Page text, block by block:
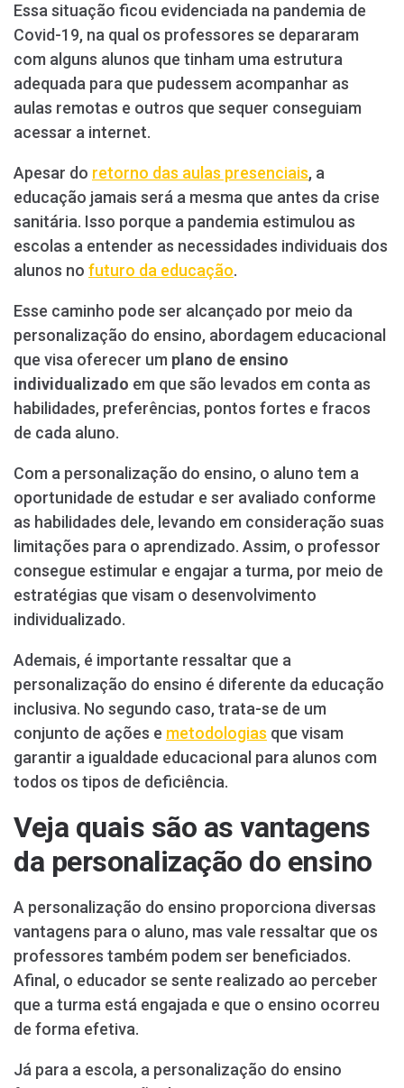
Essa situação ficou evidenciada na pandemia de
Covid-19, na qual os professores se depararam
com alguns alunos que tinham uma estrutura
adequada para que pudessem acompanhar as
aulas remotas e outros que sequer conseguiam
acessar a internet.
Apesar do retorno das aulas presenciais, a
educação jamais será a mesma que antes da crise
sanitária. Isso porque a pandemia estimulou as
escolas a entender as necessidades individuais dos
alunos no futuro da educação.
Esse caminho pode ser alcançado por meio da
personalização do ensino, abordagem educacional
que visa oferecer um plano de ensino
individualizado em que são levados em conta as
habilidades, preferências, pontos fortes e fracos
de cada aluno.
Com a personalização do ensino, o aluno tem a
oportunidade de estudar e ser avaliado conforme
as habilidades dele, levando em consideração suas
limitações para o aprendizado. Assim, o professor
consegue estimular e engajar a turma, por meio de
estratégias que visam o desenvolvimento
individualizado.
Ademais, é importante ressaltar que a
personalização do ensino é diferente da educação
inclusiva. No segundo caso, trata-se de um
conjunto de ações e metodologias que visam
garantir a igualdade educacional para alunos com
todos os tipos de deficiência.
Veja quais são as vantagens
da personalização do ensino
A personalização do ensino proporciona diversas
vantagens para o aluno, mas vale ressaltar que os
professores também podem ser beneficiados.
Afinal, o educador se sente realizado ao perceber
que a turma está engajada e que o ensino ocorreu
de forma efetiva.
Já para a escola, a personalização do ensino